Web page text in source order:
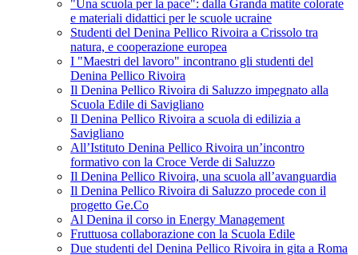
"Una scuola per la pace": dalla Granda matite colorate
e materiali didattici per le scuole ucraine
Studenti del Denina Pellico Rivoira a Crissolo tra
natura, e cooperazione europea
I "Maestri del lavoro" incontrano gli studenti del
Denina Pellico Rivoira
Il Denina Pellico Rivoira di Saluzzo impegnato alla
Scuola Edile di Savigliano
Il Denina Pellico Rivoira a scuola di edilizia a
Savigliano
All’Istituto Denina Pellico Rivoira un’incontro
formativo con la Croce Verde di Saluzzo
Il Denina Pellico Rivoira, una scuola all’avanguardia
Il Denina Pellico Rivoira di Saluzzo procede con il
progetto Ge.Co
Al Denina il corso in Energy Management
Fruttuosa collaborazione con la Scuola Edile
Due studenti del Denina Pellico Rivoira in gita a Roma